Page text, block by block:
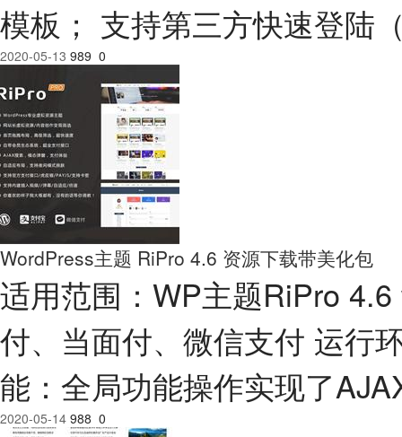
模板； 支持第三方快速登陆
2020-05-13 989 0
WordPress主题 RiPro 4.6 资源下载带美化包
适用范围：WP主题RiPro
付、当面付、微信支付 运行
能：全局功能操作实现了
2020-05-14 988 0